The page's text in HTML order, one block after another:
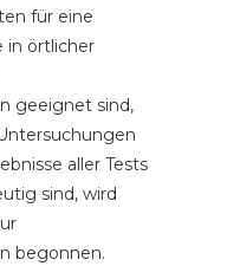
für eine
in örtlicher
geeignet sind,
aller Tests
sind, wird
begonnen.